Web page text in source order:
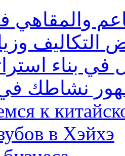
بناء
نشاطك
к
в Хэйхэ